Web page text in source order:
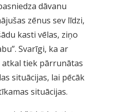
dāvanu
zēnus sev līdzi,
kasti vēlas, ziņo
Svarīgi, ka ar
tiek pārrunātas
situācijas, lai pēcāk
situācijas.